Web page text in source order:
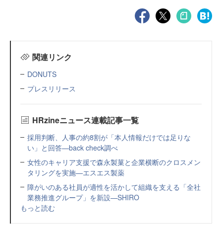
関連リンク
DONUTS
プレスリリース
HRzineニュース連載記事一覧
採用判断、人事の約8割が「本人情報だけでは足りな
い」と回答—back check調べ
女性のキャリア支援で森永製菓と企業横断のクロスメン
タリングを実施—エスエス製薬
障がいのある社員が適性を活かして組織を支える「全社
業務推進グループ」を新設—SHIRO
もっと読む